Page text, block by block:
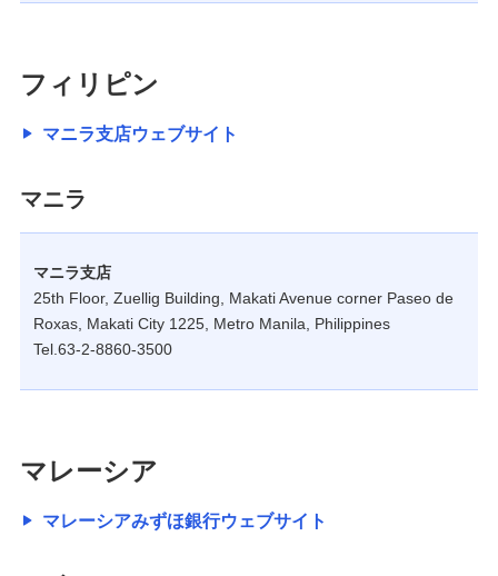
フィリピン
マニラ支店ウェブサイト
マニラ
マニラ支店
25th Floor, Zuellig Building, Makati Avenue corner Paseo de
Roxas, Makati City 1225, Metro Manila, Philippines
Tel.63-2-8860-3500
マレーシア
マレーシアみずほ銀行ウェブサイト